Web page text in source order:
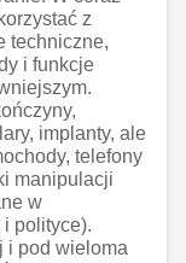
z
techniczne,
i funkcje
implanty, ale
telefony
manipulacji
w
polityce).
i pod wieloma